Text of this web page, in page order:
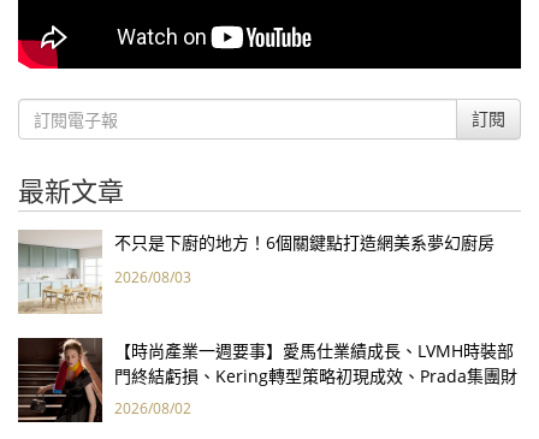
訂閱
最新文章
不只是下廚的地方！6個關鍵點打造網美系夢幻廚房
2026/08/03
【時尚產業一週要事】愛馬仕業績成長、LVMH時裝部
門終結虧損、Kering轉型策略初現成效、Prada集團財
報亮眼
2026/08/02